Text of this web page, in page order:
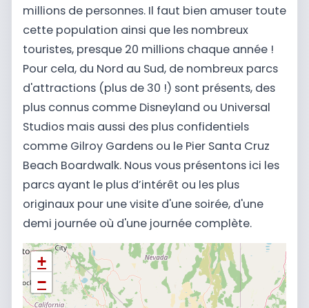
millions de personnes. Il faut bien amuser toute
cette population ainsi que les nombreux
touristes, presque 20 millions chaque année !
Pour cela, du Nord au Sud, de nombreux parcs
d'attractions (plus de 30 !) sont présents, des
plus connus comme Disneyland ou Universal
Studios mais aussi des plus confidentiels
comme Gilroy Gardens ou le Pier Santa Cruz
Beach Boardwalk. Nous vous présentons ici les
parcs ayant le plus d’intérêt ou les plus
originaux pour une visite d'une soirée, d'une
demi journée où d'une journée complète.
+
−